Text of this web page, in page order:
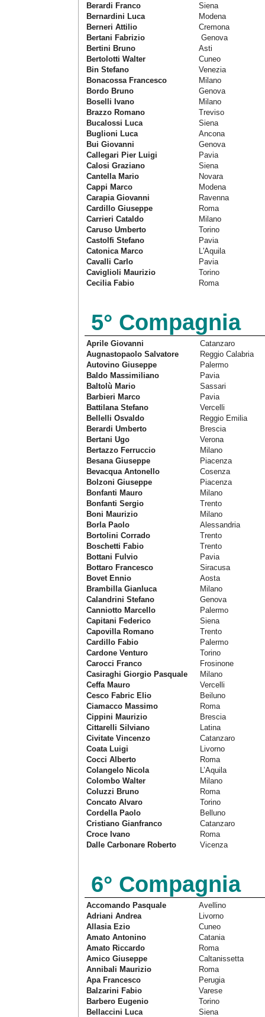
Berardi Franco
Siena
Bernardini Luca
Modena
Berneri Attilio
Cremona
Bertani Fabrizio
Genova
Bertini Bruno
Asti
Bertolotti Walter
Cuneo
Bin Stefano
Venezia
Bonacossa Francesco
Milano
Bordo Bruno
Genova
Boselli Ivano
Milano
Brazzo Romano
Treviso
Bucalossi Luca
Siena
Buglioni Luca
Ancona
Bui Giovanni
Genova
Callegari Pier Luigi
Pavia
Calosi Graziano
Siena
Cantella Mario
Novara
Cappi Marco
Modena
Carapia Giovanni
Ravenna
Cardillo Giuseppe
Roma
Carrieri Cataldo
Milano
Caruso Umberto
Torino
Castolfi Stefano
Pavia
Catonica Marco
L'Aquila
Cavalli Carlo
Pavia
Caviglioli Maurizio
Torino
Cecilia Fabio
Roma
5° Compagnia
Aprile Giovanni
Catanzaro
Augnastopaolo Salvatore
Reggio Calabria
Autovino Giuseppe
Palermo
Baldo Massimiliano
Pavia
Baltolù Mario
Sassari
Barbieri Marco
Pavia
Battilana Stefano
Vercelli
Bellelli Osvaldo
Reggio Emilia
Berardi Umberto
Brescia
Bertani Ugo
Verona
Bertazzo Ferruccio
Milano
Besana Giuseppe
Piacenza
Bevacqua Antonello
Cosenza
Bolzoni Giuseppe
Piacenza
Bonfanti Mauro
Milano
Bonfanti Sergio
Trento
Boni Maurizio
Milano
Borla Paolo
Alessandria
Bortolini Corrado
Trento
Boschetti Fabio
Trento
Bottani Fulvio
Pavia
Bottaro Francesco
Siracusa
Bovet Ennio
Aosta
Brambilla Gianluca
Milano
Calandrini Stefano
Genova
Canniotto Marcello
Palermo
Capitani Federico
Siena
Capovilla Romano
Trento
Cardillo Fabio
Palermo
Cardone Venturo
Torino
Carocci Franco
Frosinone
Casiraghi Giorgio Pasquale
Milano
Ceffa Mauro
Vercelli
Cesco Fabric Elio
Beiluno
Ciamacco Massimo
Roma
Cippini Maurizio
Brescia
Cittarelli Silviano
Latina
Civitate Vincenzo
Catanzaro
Coata Luigi
Livorno
Cocci Alberto
Roma
Colangelo Nicola
L’Aquila
Colombo Walter
Milano
Coluzzi Bruno
Roma
Concato Alvaro
Torino
Cordella Paolo
Belluno
Cristiano Gianfranco
Catanzaro
Croce Ivano
Roma
Dalle Carbonare Roberto
Vicenza
6° Compagnia
Accomando Pasquale
Avellino
Adriani Andrea
Livorno
Allasia Ezio
Cuneo
Amato Antonino
Catania
Amato Riccardo
Roma
Amico Giuseppe
Caltanissetta
Annibali Maurizio
Roma
Apa Francesco
Perugia
Balzarini Fabio
Varese
Barbero Eugenio
Torino
Bellaccini Luca
Siena